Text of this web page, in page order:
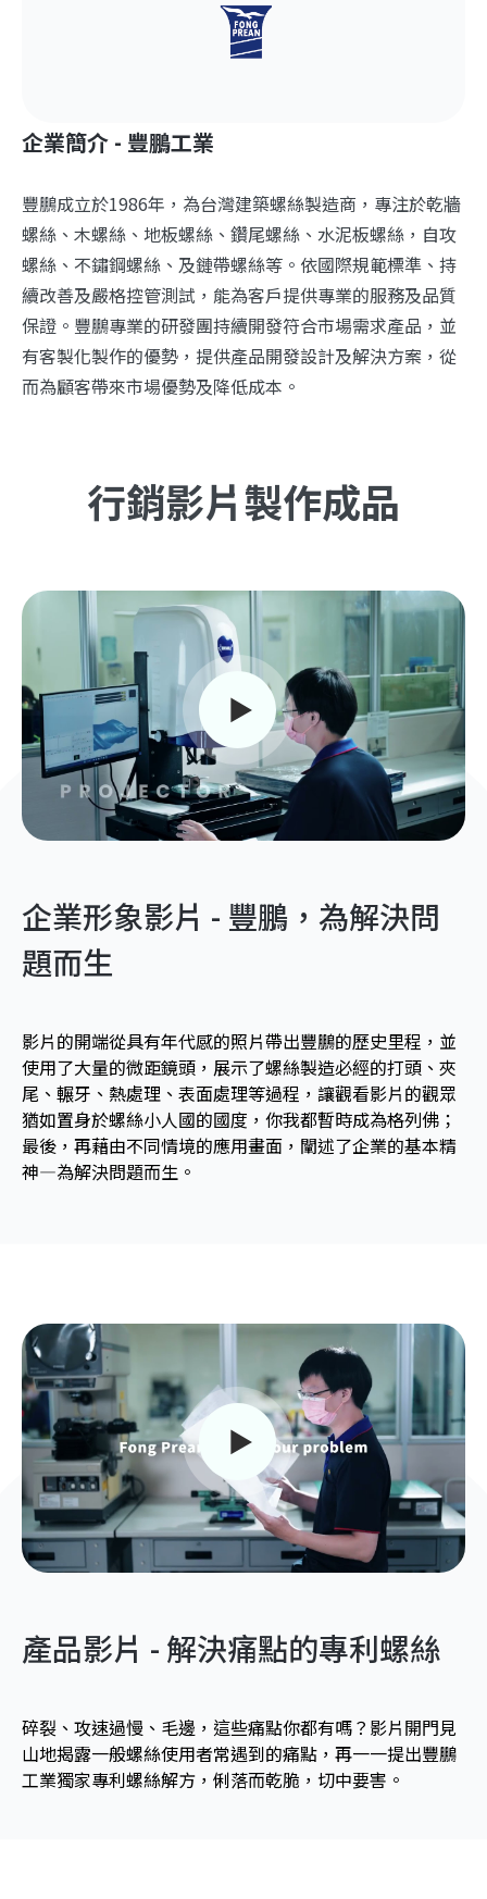
企業簡介 - 豐鵬工業
豐鵬成立於1986年，為台灣建築螺絲製造商，專注於乾牆
螺絲、木螺絲、地板螺絲、鑽尾螺絲、水泥板螺絲，自攻
螺絲、不鏽鋼螺絲、及鏈帶螺絲等。依國際規範標準、持
續改善及嚴格控管測試，能為客戶提供專業的服務及品質
保證。豐鵬專業的研發團持續開發符合市場需求產品，並
有客製化製作的優勢，提供產品開發設計及解決方案，從
而為顧客帶來市場優勢及降低成本。
行銷影片製作成品
企業形象影片 - 豐鵬，為解決問
題而生
影片的開端從具有年代感的照片帶出豐鵬的歷史里程，並
使用了大量的微距鏡頭，展示了螺絲製造必經的打頭、夾
尾、輾牙、熱處理、表面處理等過程，讓觀看影片的觀眾
猶如置身於螺絲小人國的國度，你我都暫時成為格列佛；
最後，再藉由不同情境的應用畫面，闡述了企業的基本精
神—為解決問題而生。
產品影片 - 解決痛點的專利螺絲
碎裂、攻速過慢、毛邊，這些痛點你都有嗎？影片開門見
山地揭露一般螺絲使用者常遇到的痛點，再一一提出豐鵬
工業獨家專利螺絲解方，俐落而乾脆，切中要害。